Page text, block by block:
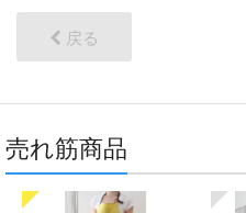
戻る
売れ筋商品